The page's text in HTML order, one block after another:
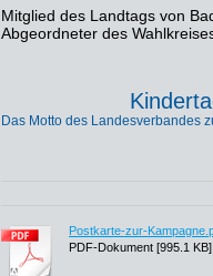
Mitglied des Landtags von
Abgeordneter des
Das Motto des Landesverbandes
Postkarte-zur-
PDF-Dokument [995.1 KB]